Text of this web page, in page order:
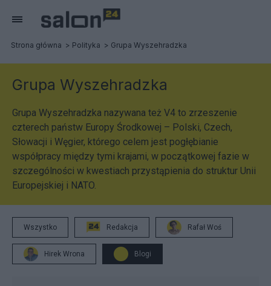
Strona główna Polityka Grupa Wyszehradzka
Grupa Wyszehradzka
Grupa Wyszehradzka nazywana też V4 to zrzeszenie
czterech państw Europy Środkowej – Polski, Czech,
Słowacji i Węgier, którego celem jest pogłębianie
współpracy między tymi krajami, w początkowej fazie w
szczególności w kwestiach przystąpienia do struktur Unii
Europejskiej i NATO.
Wszystko Redakcja Rafał Woś
Hirek Wrona Blogi